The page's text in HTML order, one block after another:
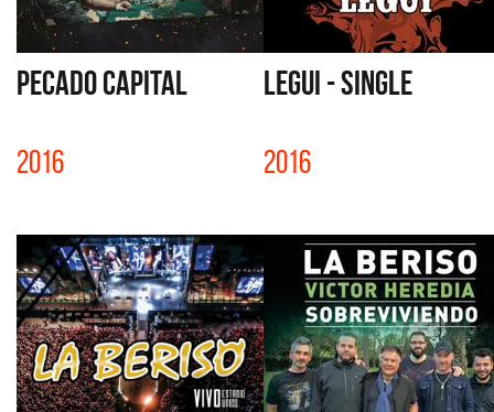
PECADO CAPITAL
2016
LEGUI - SINGLE
2016